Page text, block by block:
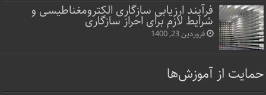
فرآیند ارزیابی سازگاری الکترومغناطیسی و
شرایط لازم برای احراز سازگاری
فروردین 23, 1400
حمایت از آموزش‌ها